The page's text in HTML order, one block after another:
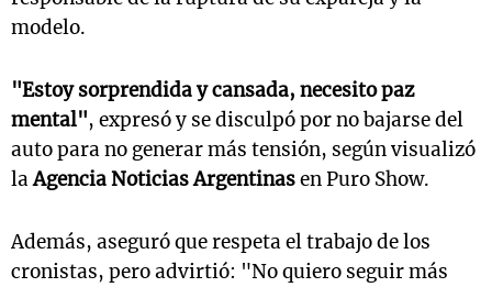
modelo.
"Estoy sorprendida y cansada, necesito paz
mental", expresó y se disculpó por no bajarse del
auto para no generar más tensión, según visualizó
laAgencia Noticias Argentinasen Puro Show.
Además, aseguró que respeta el trabajo de los
cronistas, pero advirtió: "No quiero seguir más